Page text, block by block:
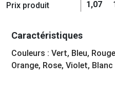
Prix produit 1,07
Caractéristiques
Couleurs : Vert, Bleu,
Orange, Rose, Violet, Blanc